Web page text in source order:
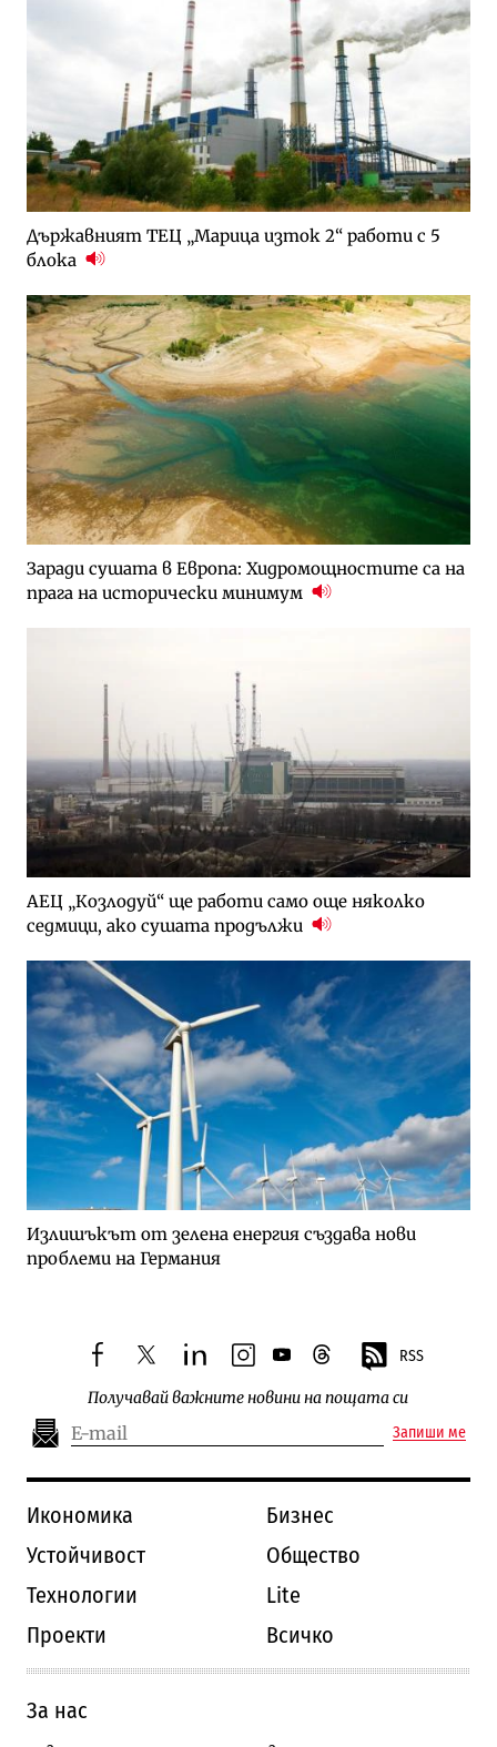
Държавният ТЕЦ „Марица изток 2“ работи с 5
блока
Заради сушата в Европа: Хидромощностите са на
прага на исторически минимум
АЕЦ „Козлодуй“ ще работи само още няколко
седмици, ако сушата продължи
Излишъкът от зелена енергия създава нови
проблеми на Германия
facebooktwitterlinkedininstagram
youtubethreads RSS
Получавай важните новини на пощата си
Запиши ме
Икономика
Бизнес
Устойчивост
Общество
Технологии
Lite
Проекти
Всичко
За нас